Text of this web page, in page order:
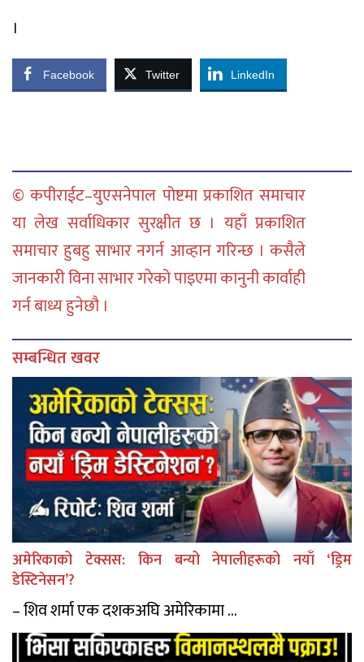
।
Facebook Twitter LinkedIn
© कपीराईट–युएसनेपाल पोष्टमा प्रकाशित समाचार
या लेख सर्वाधिकार सुरक्षीत छ । यहाँ प्रकाशित
समाचार हुबहु साभार नगर्न आव्हान गरिन्छ । कसैले
जानकारी विना साभार गरेको पाइएमा कानुनी कार्वाही
गर्न बाध्य हुनेछौ ।
सम्बन्धित खवर
अमेरिकाको टेक्सस: किन बन्यो नेपालीहरूको नयाँ ‘ड्रिम
डेस्टिनेसन’?
– शिव शर्मा एक दशकअघि अमेरिकामा ...